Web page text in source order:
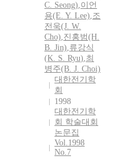
C. Seong),이언
용(E. Y. Lee),조
전욱(J. W.
Cho),진홍범(H.
B. Jin),류강식
(K. S. Ryu),최
병주(B. J. Choi)
대한전기학
회
1998
대한전기학
회 학술대회
논문집
Vol.1998
No.7